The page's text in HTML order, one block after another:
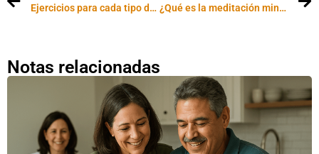
Ejercicios para cada tipo de glúteos ¿Qué es la meditación mindfulness?
Notas relacionadas